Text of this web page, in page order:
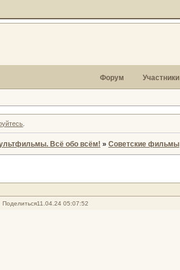
Форум Участники
Всё обо всём! » Советские фильмы
Поделиться11.04.24 05:07:52